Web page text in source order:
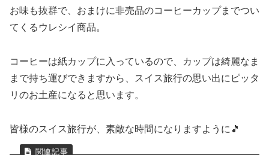
お味も抜群で、おまけに非売品のコーヒーカップまでつい
てくるウレシイ商品。
コーヒーは紙カップに入っているので、カップは綺麗なま
まで持ち運びできますから、スイス旅行の思い出にピッタ
リのお土産になると思います。
皆様のスイス旅行が、素敵な時間になりますように🎵